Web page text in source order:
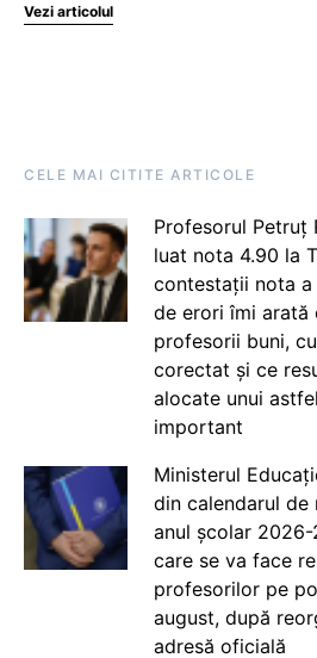
Vezi articolul
CELE MAI CITITE ARTICOLE
Profesorul Petruț
luat nota 4.90 la
contestații nota
de erori îmi arată
profesorii buni,
corectat și ce
alocate unui
important
Ministerul
din calendarul
anul școlar
care se va face
profesorilor pe
august, după
adresă oficială